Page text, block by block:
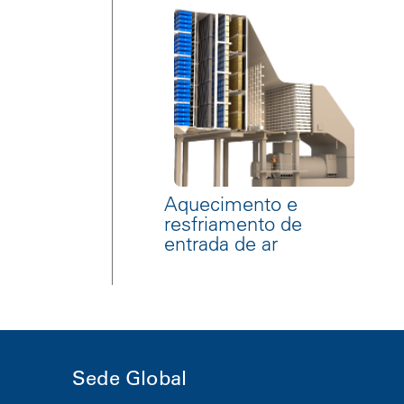
Aquecimento e
resfriamento de
entrada de ar
Sede Global